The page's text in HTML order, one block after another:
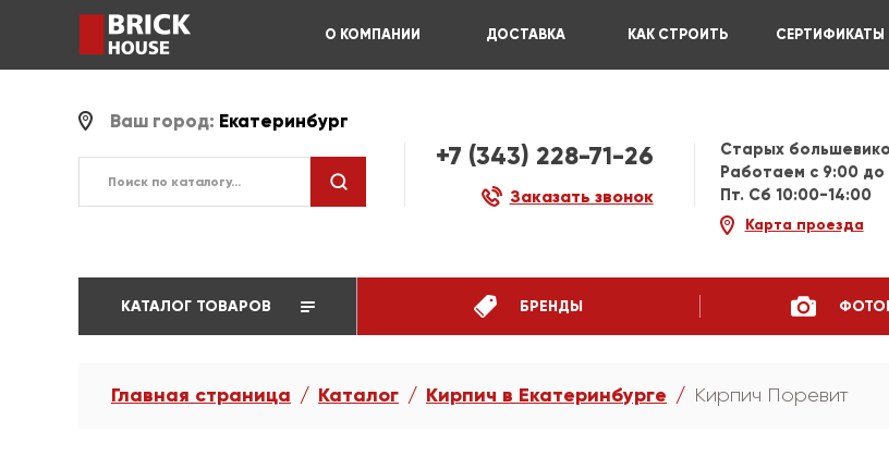
О КОМПАНИИ ДОСТАВКА КАК СТРОИТЬ СЕРТИФИКАТЫ
Ваш город: Екатеринбург
+7 (343) 228-71-26
Заказать звонок
Старых
Работаем c 9:00 до
Пт. Сб 10:00-14:00
Карта проезда
КАТАЛОГ ТОВАРОВ БРЕНДЫ
Главная страница Каталог Кирпич в Екатеринбурге Кирпич Поревит